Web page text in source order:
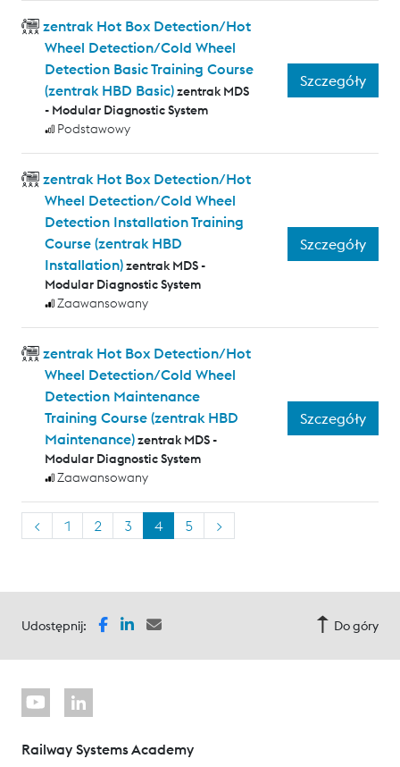
zentrak Hot Box Detection/Hot
Wheel Detection/Cold Wheel
Detection Basic Training Course
(zentrak HBD Basic)zentrak MDS
- Modular Diagnostic System
Podstawowy
Szczegóły
zentrak Hot Box Detection/Hot
Wheel Detection/Cold Wheel
Detection Installation Training
Course (zentrak HBD
Installation)zentrak MDS -
Modular Diagnostic System
Zaawansowany
Szczegóły
zentrak Hot Box Detection/Hot
Wheel Detection/Cold Wheel
Detection Maintenance
Training Course (zentrak HBD
Maintenance)zentrak MDS -
Modular Diagnostic System
Zaawansowany
Szczegóły
< 1 2 3 4 5 >
Udostępnij: Do góry
Railway Systems Academy